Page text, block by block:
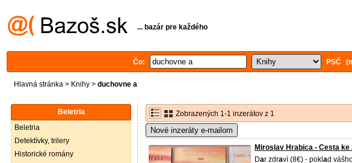
... bazár pre každého
Čo: PSČ
Hlavná stránka > Knihy > duchovne a
Beletria
Beletria
Detektívky, trilery
Historické romány
Zobrazených 1-1 inzerátov z 1
Nové inzeráty e-mailom
Miroslav Hrabica - Cesta ke
Dar zdraví (8€) - pokl ad